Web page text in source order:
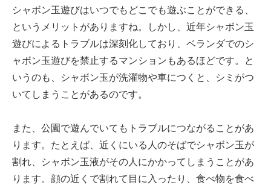
シャボン玉遊びはいつでもどこでも遊ぶことができる、
というメリットがありますね。しかし、近年シャボン玉
遊びによるトラブルは深刻化しており、ベランダでのシ
ャボン玉遊びを禁止するマンションもあるほどです。と
いうのも、シャボン玉が洗濯物や車につくと、シミがつ
いてしまうことがあるのです。
また、公園で遊んでいてもトラブルにつながることがあ
ります。たとえば、近くにいる人のそばでシャボン玉が
割れ、シャボン玉液がその人にかかってしまうことがあ
ります。顔の近くで割れて目に入ったり、食べ物を食べ